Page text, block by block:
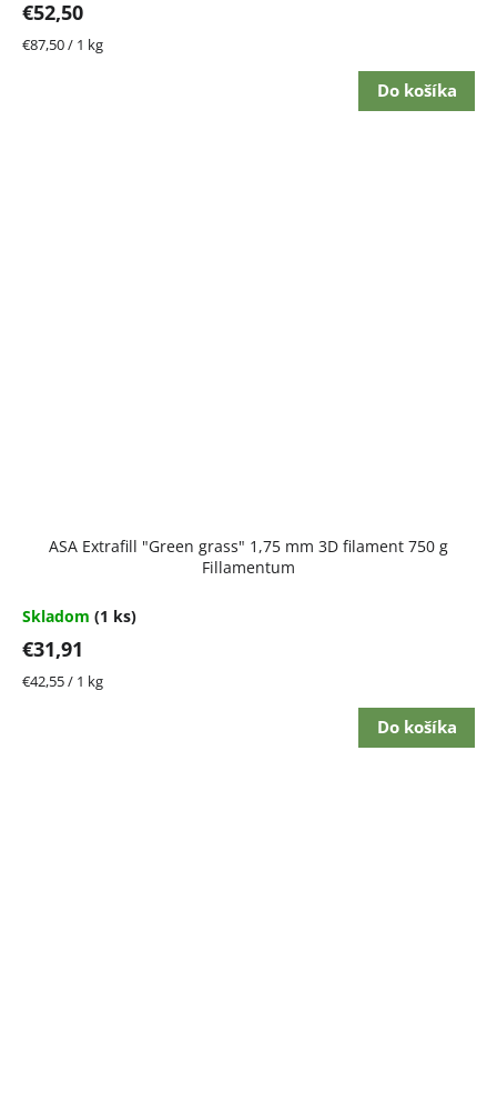
€52,50
Jednotková
€87,50 / 1 kg
Do košíka
ASA Extrafill "Green grass" 1,75 mm 3D filament 750 g
Fillamentum
Skladom (1 ks)
€31,91
Jednotková
€42,55 / 1 kg
Do košíka